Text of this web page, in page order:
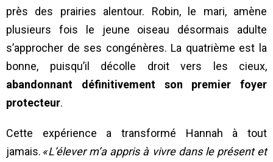
près des prairies alentour. Robin, le mari, amène
plusieurs fois le jeune oiseau désormais adulte
s’approcher de ses congénères. La quatrième est la
bonne, puisqu’il décolle droit vers les cieux,
abandonnant définitivement son premier foyer
protecteur.
Cette expérience a transformé Hannah à tout
jamais. «L’élever m’a appris à vivre dans le présent et